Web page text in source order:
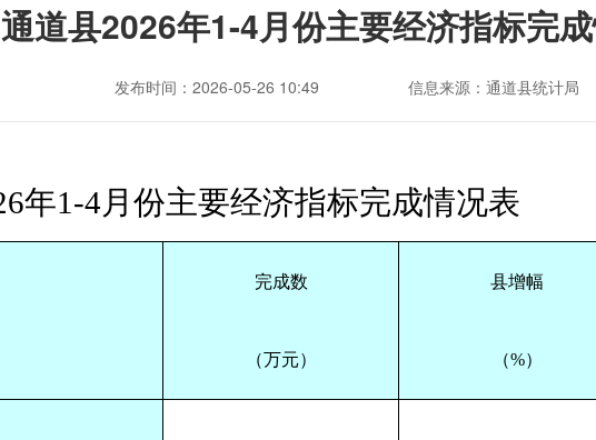
通道县2026年1-4月份主要经济指标完
发布时间：2026-05-26 10:49 信息来源：通道县统计局
年1-4月份主要经济指标完成情况表
完成数
（万元）
县增幅
（%）